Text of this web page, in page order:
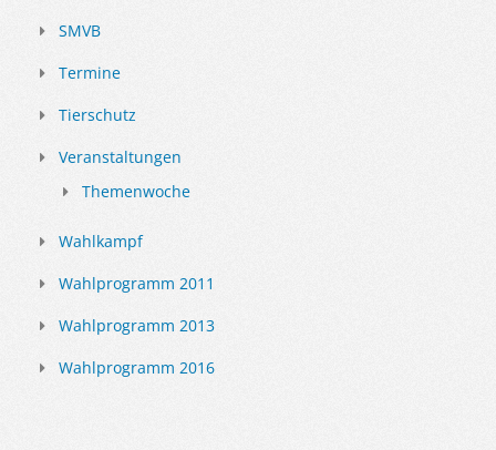
SMVB
Termine
Tierschutz
Veranstaltungen
Themenwoche
Wahlkampf
Wahlprogramm 2011
Wahlprogramm 2013
Wahlprogramm 2016